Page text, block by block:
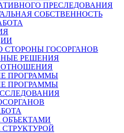
ПРЕСЛЕДОВАНИЯ
СОБСТВЕННОСТЬ
СТОРОНЫ ГОСОРГАНОВ
РЕШЕНИЯ
ПРОГРАММЫ
ПРОГРАММЫ
ОБЪЕКТАМИ